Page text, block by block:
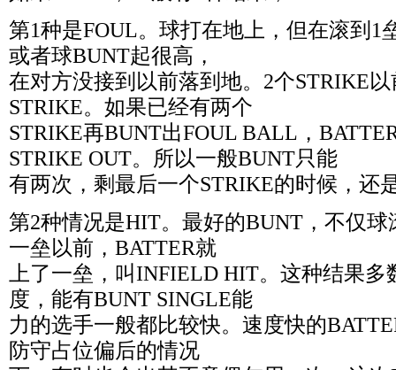
第1种是FOUL。球打在地上，但在滚到1
或者球BUNT起很高，
在对方没接到以前落到地。2个STRIKE
STRIKE。如果已经有两个
STRIKE再BUNT出FOUL BALL，
STRIKE OUT。所以一般BUNT只能
有两次，剩最后一个STRIKE的时候，还
第2种情况是HIT。最好的BUNT，不仅
一垒以前，BATTER就
上了一垒，叫INFIELD HIT。这种结果
度，能有BUNT SINGLE能
力的选手一般都比较快。速度快的
防守占位偏后的情况